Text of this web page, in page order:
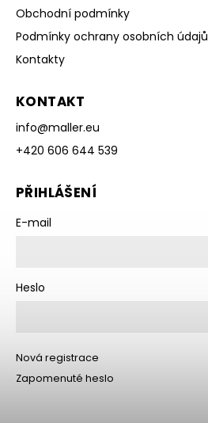
Obchodní podmínky
Podmínky ochrany osobních údajů
Kontakty
KONTAKT
info@maller.eu
+420 606 644 539
PŘIHLÁŠENÍ
E-mail
Heslo
Nová registrace
Zapomenuté heslo